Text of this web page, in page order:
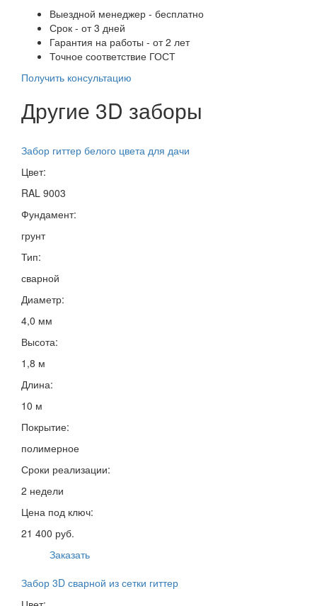
Выездной менеджер - бесплатно
Срок - от 3 дней
Гарантия на работы - от 2 лет
Точное соответствие ГОСТ
Получить консультацию
Другие 3D заборы
Забор гиттер белого цвета для дачи
Цвет:
RAL 9003
Фундамент:
грунт
Тип:
сварной
Диаметр:
4,0 мм
Высота:
1,8 м
Длина:
10 м
Покрытие:
полимерное
Сроки реализации:
2 недели
Цена под ключ:
21 400 руб.
Заказать
Забор 3D сварной из сетки гиттер